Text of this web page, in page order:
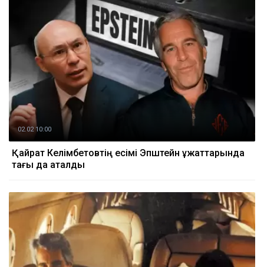
02.02 10:00
Қайрат Келімбетовтің есімі Эпштейн құжаттарында
тағы да аталды